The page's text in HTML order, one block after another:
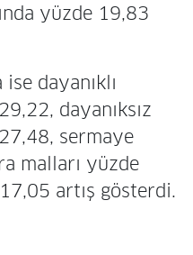
yüzde 19,83
dayanıklı
dayanıksız
sermaye
malları yüzde
artış gösterdi.